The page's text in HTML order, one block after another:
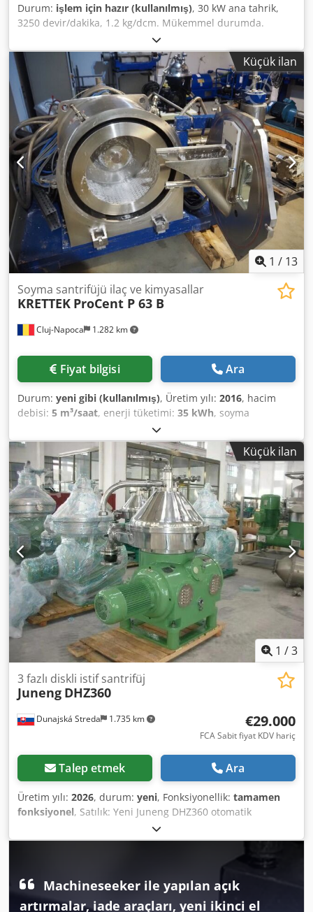
Durum: işlem için hazır (kullanılmış), 30 kW ana tahrik,
3250 devir/dakika, 1.2 kg/dcm. Mükemmel durumda.
Küçük ilan
1 / 13
Cluj-Napoca 1.282 km
Soyma santrifüjü ilaç ve kimyasallar
KRETTEK ProCent P 63 B
Fiyat bilgisi Ara
Durum: yeni gibi (kullanılmış), Üretim yılı: 2016, hacim
debisi: 5 m³/saat, enerji tüketimi: 35 kWh, soyma
santrifüjü 3000 rpm, 630 mm çaplı hazne Crjdsvm Ur Aopfx
Ag Uof
Küçük ilan
1 /3
Dunajská Streda 1.735 km
3 fazlı diskli istif santrifüj
Juneng DHZ360
€29.000
FCA Sabit fiyat KDV hariç
Talep etmek Ara
Üretim yılı: 2026, durum: yeni, Fonksiyonellik: tamamen
fonksiyonel, Satılık: Yeni Juneng DHZ360 otomatik
temizlemeli diskli santrifüj / ayırıcı. Üretici: Juneng Model:
DHZ360 Cedpezlhdxofx Ag Uorf Tip: Diskli santrifüj /
santrifüjlü ayırıcı Durum: Yeni / kullanılmamış Satıcı:
Leonagra s.r.o., AB şirketi AB faturası mümkündür Slovakya
/ AB'ye teslimat sağlanabilir Juneng DHZ360, yüksek hızlı
santrifüjleme ile sıvıları ve ince katı maddeleri ayırmak için
Machineseeker ile yapılan açık
artırmalar, iade araçları, yeni ikinci el